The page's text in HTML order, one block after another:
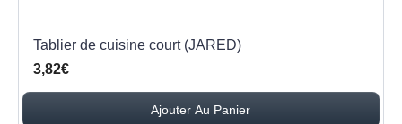
Tablier de cuisine court (JARED)
3,82€
Ajouter Au Panier